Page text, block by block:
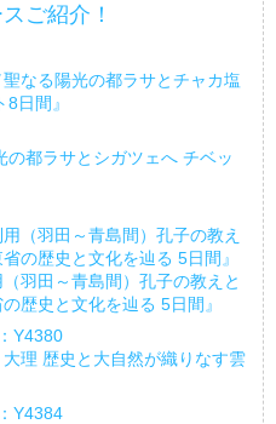
ご紹介！
聖なる陽光の都ラサとチャカ塩
日間』
の都ラサとシガツェへ チベッ
（羽田～青島間）孔子の教え
の歴史と文化を辿る 5日間』
（羽田～青島間）孔子の教えと
歴史と文化を辿る 5日間』
Y4380
大理 歴史と大自然が織りなす雲
Y4384